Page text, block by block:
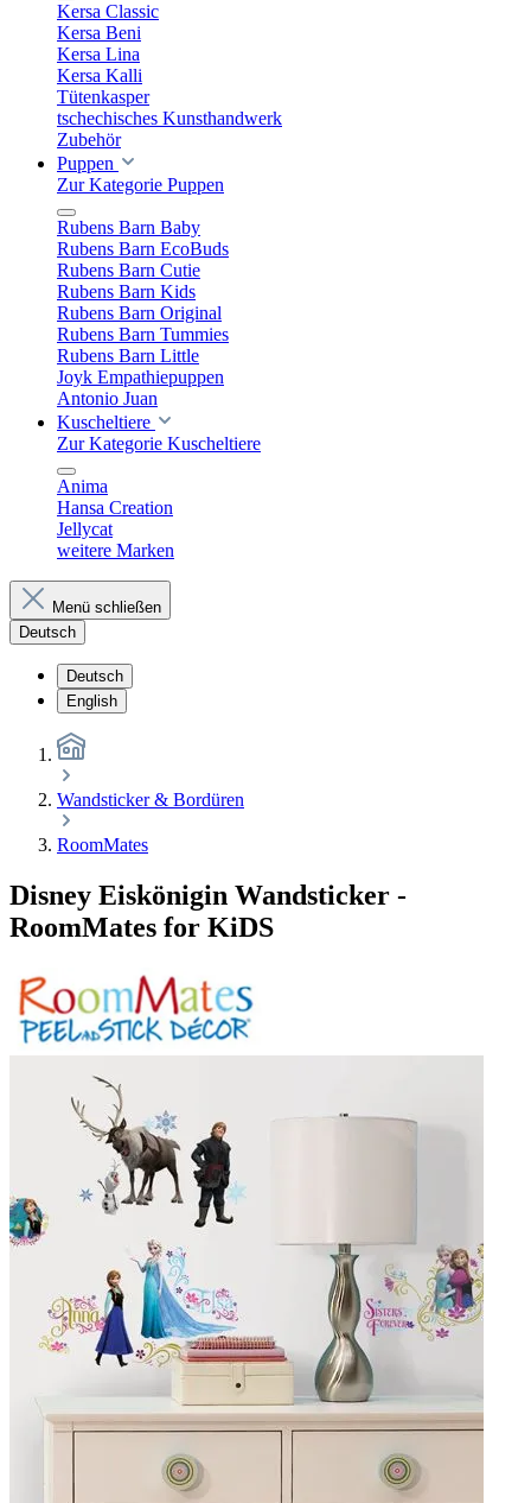
Kersa Classic
Kersa Beni
Kersa Lina
Kersa Kalli
Tütenkasper
tschechisches Kunsthandwerk
Zubehör
Puppen
Zur Kategorie Puppen
Rubens Barn Baby
Rubens Barn EcoBuds
Rubens Barn Cutie
Rubens Barn Kids
Rubens Barn Original
Rubens Barn Tummies
Rubens Barn Little
Joyk Empathiepuppen
Antonio Juan
Kuscheltiere
Zur Kategorie Kuscheltiere
Anima
Hansa Creation
Jellycat
weitere Marken
Menü schließen
Deutsch
Deutsch
English
Wandsticker & Bordüren
RoomMates
Disney Eiskönigin Wandsticker -
RoomMates for KiDS